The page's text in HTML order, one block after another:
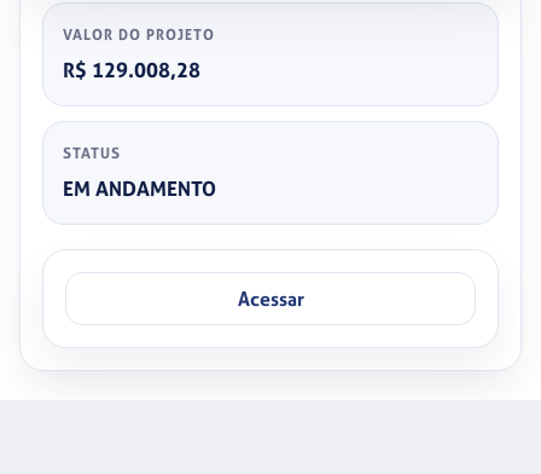
VALOR DO PROJETO
R$ 129.008,28
STATUS
EM ANDAMENTO
Acessar